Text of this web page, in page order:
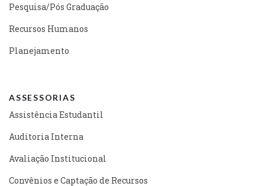
Pesquisa/Pós Graduação
Recursos Humanos
Planejamento
ASSESSORIAS
Assistência Estudantil
Auditoria Interna
Avaliação Institucional
Convênios e Captação de Recursos